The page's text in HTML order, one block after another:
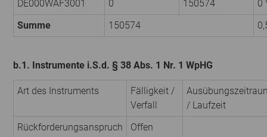
DE000WAF3001
0 150574
0
Summe
150574
b.1. Instrumente i.S.d. § 38 Abs. 1 Nr. 1 WpHG
Art des Instruments
Fälligkeit /
Verfall
/ Laufzeit
Rückforderungsanspruch
Offen